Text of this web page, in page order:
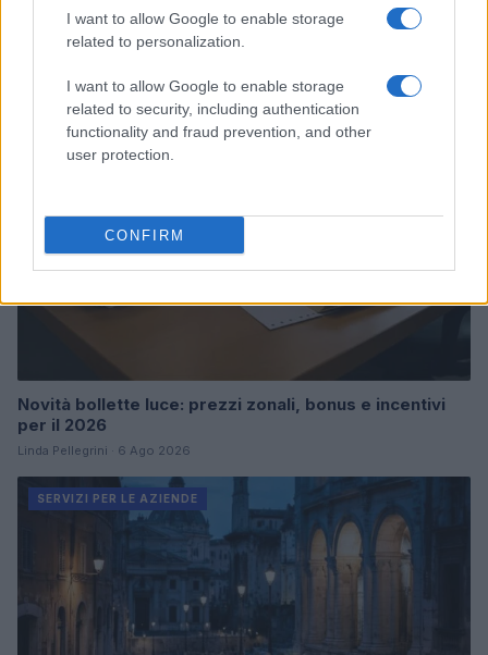
I want to allow Google to enable storage
related to personalization.
I want to allow Google to enable storage
related to security, including authentication
functionality and fraud prevention, and other
user protection.
CONFIRM
Continua a leggere
SERVIZI PER LE AZIENDE
Novità bollette luce: prezzi zonali, bonus e incentivi
per il 2026
Linda Pellegrini · 6 Ago 2026
SERVIZI PER LE AZIENDE